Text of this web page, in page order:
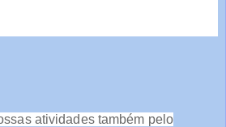
atividades também pelo